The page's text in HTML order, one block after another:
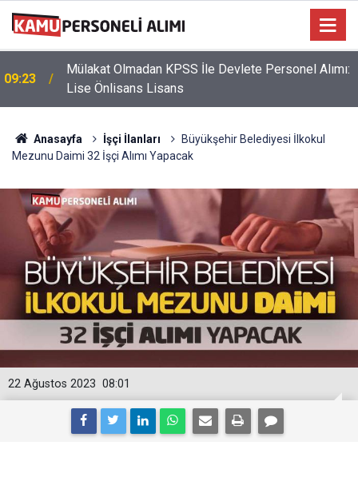
09:23
Mülakat Olmadan KPSS İle Devlete Personel Alımı:
Lise Önlisans Lisans
Anasayfa İşçi İlanları
Büyükşehir Belediyesi İlkokul
Mezunu Daimi 32 İşçi Alımı Yapacak
08:01
22 Ağustos 2023